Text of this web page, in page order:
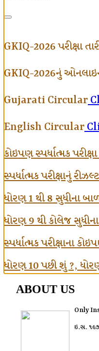
GKIQ-2026 પરીક્ષા
GKIQ-2026નું ઓનલાઇન
Gujarati Circular
English Circular
કોઇપણ સ્પર્ધાત્મક
સ્પર્ધાત્મક પરીક્ષાનું
ધોરણ 1 થી 8 સુધીના
ધોરણ 9 થી કોલેજ સુધીના
સ્પર્ધાત્મક પરીક્ષાના
ધોરણ 10 પછી શું ?,
ABOUT US
Only
ઇ.સ.